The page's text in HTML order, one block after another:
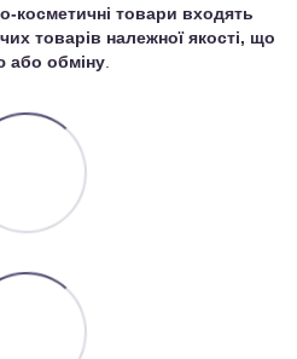
косметичні товари входять
товарів належної якості, що
або обміну